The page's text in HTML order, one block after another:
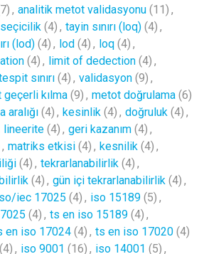
, analitik metot validasyonu (11) ,
seçicilik (4) , tayin sınırı (loq) (4) ,
(lod) (4) , lod (4) , loq (4) ,
(4) , limit of dedection (4) ,
sınırı (4) , validasyon (9) ,
geçerli kılma (9) , metot doğrulama (6)
aralığı (4) , kesinlik (4) , doğruluk (4) ,
lineerite (4) , geri kazanım (4) ,
, matriks etkisi (4) , kesnilik (4) ,
(4) , tekrarlanabilirlik (4) ,
(4) , gün içi tekrarlanabilirlik (4) ,
iec 17025 (4) , iso 15189 (5) ,
(4) , ts en iso 15189 (4) ,
en iso 17024 (4) , ts en iso 17020 (4)
(4) , iso 9001 (16) , iso 14001 (5) ,